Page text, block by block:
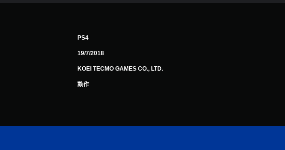
PS4
19/7/2018
KOEI TECMO GAMES CO., LTD.
動作